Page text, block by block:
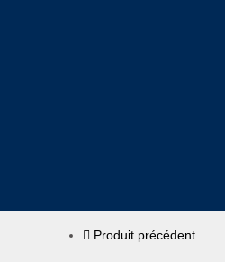
Produit précédent